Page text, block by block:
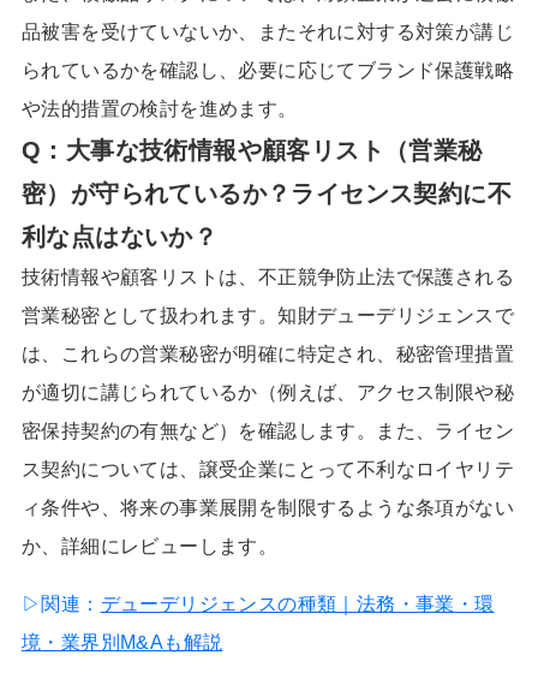
品被害を受けていないか、またそれに対する対策が講じ
られているかを確認し、必要に応じてブランド保護戦略
や法的措置の検討を進めます。
Q：大事な技術情報や顧客リスト（営業秘
密）が守られているか？ライセンス契約に不
利な点はないか？
技術情報や顧客リストは、不正競争防止法で保護される
営業秘密として扱われます。知財デューデリジェンスで
は、これらの営業秘密が明確に特定され、秘密管理措置
が適切に講じられているか（例えば、アクセス制限や秘
密保持契約の有無など）を確認します。また、ライセン
ス契約については、譲受企業にとって不利なロイヤリテ
ィ条件や、将来の事業展開を制限するような条項がない
か、詳細にレビューします。
▷関連： デューデリジェンスの種類｜法務・事業・環
境・業界別M&Aも解説